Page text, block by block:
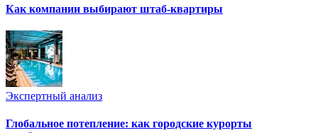
Как компании выбирают штаб-квартиры
Экспертный анализ
Глобальное потепление: как городские курорты